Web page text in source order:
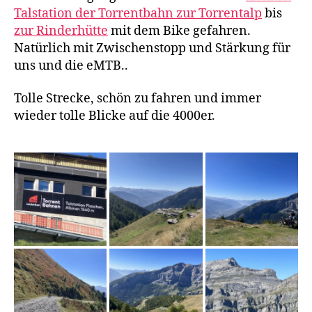
Talstation der Torrentbahn zur Torrentalp bis
zur Rinderhütte mit dem Bike gefahren.
Natürlich mit Zwischenstopp und Stärkung für
uns und die eMTB..
Tolle Strecke, schön zu fahren und immer
wieder tolle Blicke auf die 4000er.
A
l
b
i
n
n
e